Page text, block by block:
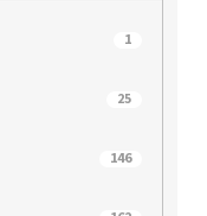
1
25
146